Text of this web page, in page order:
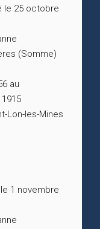
le 25 octobre
(Somme)
au
Lon-les-Mines
1 novembre